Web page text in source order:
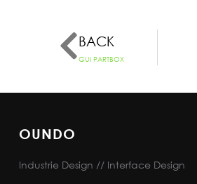
BACK
GUI PARTBOX
OUNDO
Industrie Design // Interface Design